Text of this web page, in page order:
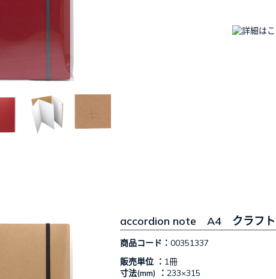
accordion note A4 クラフト
商品コード： 00351337
販売単位 ： 1冊
寸法(mm) ： 233×315